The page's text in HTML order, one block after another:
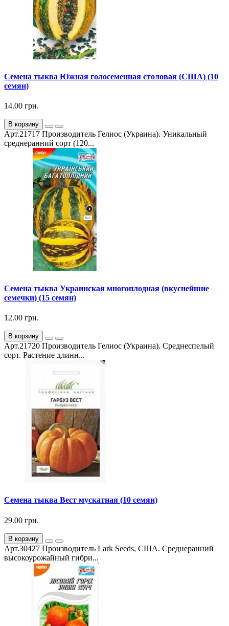
Семена тыква Южная голосеменная столовая (США) (10
семян)
14.00 грн.
В корзину
Арт.21717 Производитель Гелиос (Украина). Уникальный
среднеранний сорт (120...
Семена тыква Украинская многоплодная (вкуснейшие
семечки) (15 семян)
12.00 грн.
В корзину
Арт.21720 Производитель Гелиос (Украина). Среднеспелый
сорт. Растение длинн...
Семена тыква Вест мускатная (10 семян)
29.00 грн.
В корзину
Арт.30427 Производитель Lark Seeds, США. Среднеранний
высокоурожайный гибри...